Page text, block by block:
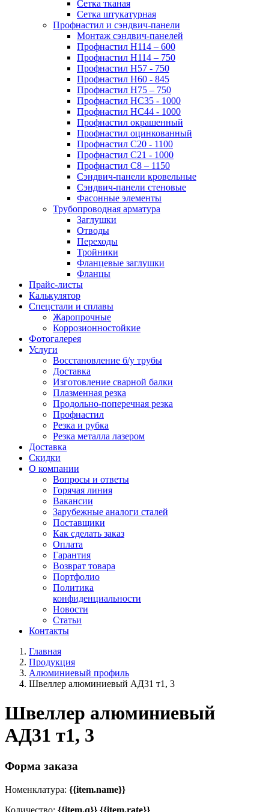
Сетка тканая
Сетка штукатурная
Профнастил и сэндвич-панели
Монтаж сэндвич-панелей
Профнастил Н114 – 600
Профнастил Н114 – 750
Профнастил Н57 - 750
Профнастил Н60 - 845
Профнастил Н75 – 750
Профнастил НС35 - 1000
Профнастил НС44 - 1000
Профнастил окрашенный
Профнастил оцинкованный
Профнастил С20 - 1100
Профнастил С21 - 1000
Профнастил С8 – 1150
Сэндвич-панели кровельные
Сэндвич-панели стеновые
Фасонные элементы
Трубопроводная арматура
Заглушки
Отводы
Переходы
Тройники
Фланцевые заглушки
Фланцы
Прайс-листы
Калькулятор
Спецстали и сплавы
Жаропрочные
Коррозионностойкие
Фотогалерея
Услуги
Восстановление б/у трубы
Доставка
Изготовление сварной балки
Плазменная резка
Продольно-поперечная резка
Профнастил
Резка и рубка
Резка металла лазером
Доставка
Скидки
О компании
Вопросы и ответы
Горячая линия
Вакансии
Зарубежные аналоги сталей
Поставщики
Как сделать заказ
Оплата
Гарантия
Возврат товара
Портфолио
Политика
конфиденциальности
Новости
Статьи
Контакты
Главная
Продукция
Алюминиевый профиль
Швеллер алюминиевый АД31 т1, 3
Швеллер алюминиевый
АД31 т1, 3
Форма заказа
Номенклатура: {{item.name}}
Количество: {{item.q}} {{item.rate}}